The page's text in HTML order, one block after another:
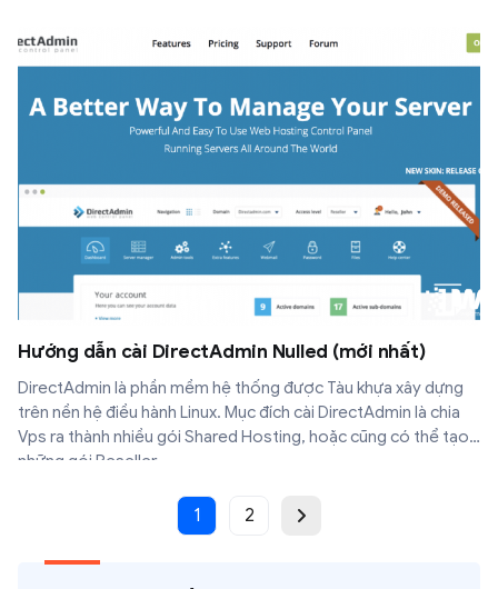
Hướng dẫn cài DirectAdmin Nulled (mới nhất)
DirectAdmin là phần mềm hệ thống được Tàu khựa xây dựng
trên nền hệ điều hành Linux. Mục đích cài DirectAdmin là chia
Vps ra thành nhiều gói Shared Hosting, hoặc cũng có thể tạo
những gói Reseller.
1 2